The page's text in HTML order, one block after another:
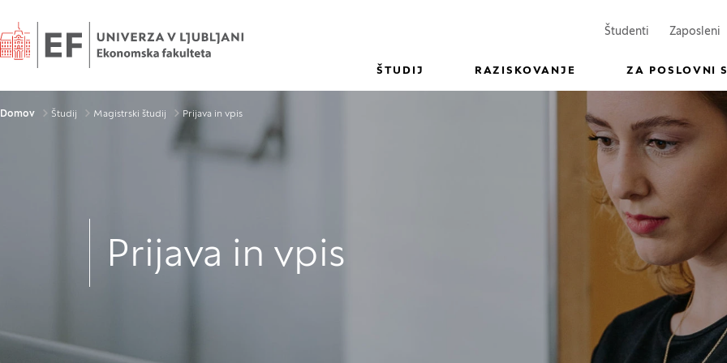
Domov Študenti (Odpre se v
Zaposleni
ŠTUDIJ RAZISKOVANJE ZA POSLOVNI
Drobtinice
Domov Študij Magistrski študij Prijava in vpis
Prijava in vpis